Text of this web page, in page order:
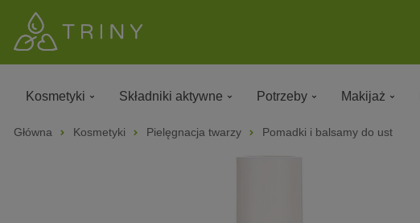
Kosmetyki Składniki aktywne Potrzeby Makijaż
Główna Kosmetyki Pielęgnacja twarzy Pomadki i balsamy do ust